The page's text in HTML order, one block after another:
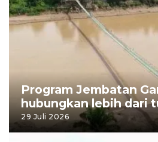
Program Jembatan
hubungkan lebih dari
29 Juli 2026